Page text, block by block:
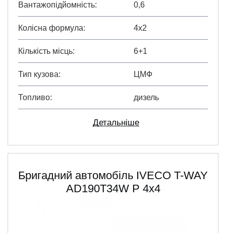
Вантажопідйомність 0,6
Колісна формула 4х2
Кількість місць 6+1
Тип кузова ЦМФ
Топливо дизель
Детальніше
Бригадний автомобіль IVECO T-WAY
AD190T34W Р 4х4